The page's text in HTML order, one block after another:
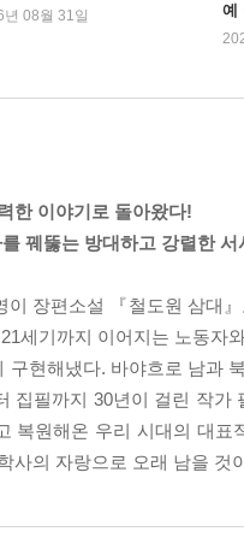
08월 31일
예
한 이야기로 돌아왔다!
꿰뚫는 방대하고 강렬한 서
이 장편소설 『철도원 삼대
세기까지 이어지는 노동자
구현해냈다. 바야흐로 남과
집필까지 30년이 걸린 작
복원해온 우리 시대의 대
사의 자랑으로 오래 남을 것